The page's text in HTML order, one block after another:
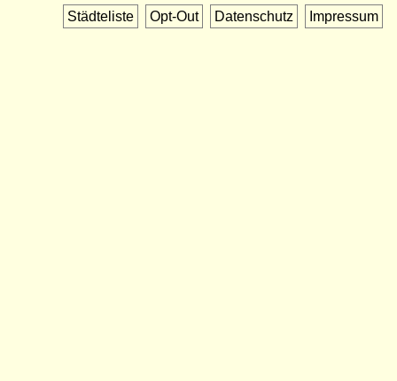
Städteliste Opt-Out Datenschutz Impressum